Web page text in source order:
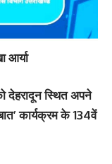
आर्या
देहरादून स्थित अपने
कार्यक्रम के 134वें